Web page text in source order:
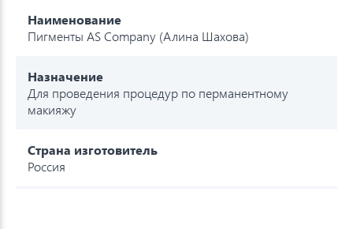
Наименование
Пигменты AS Company (Алина Шахова)
Назначение
Для проведения процедур по перманентному
макияжу
Страна изготовитель
Россия